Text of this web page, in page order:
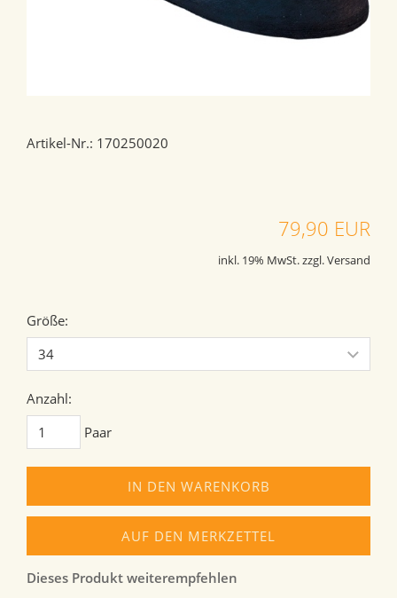
Artikel-Nr.: 170250020
79,90 EUR
inkl. 19% MwSt. zzgl. Versand
Größe:
Anzahl:
Paar
IN DEN WARENKORB
AUF DEN MERKZETTEL
Dieses Produkt weiterempfehlen